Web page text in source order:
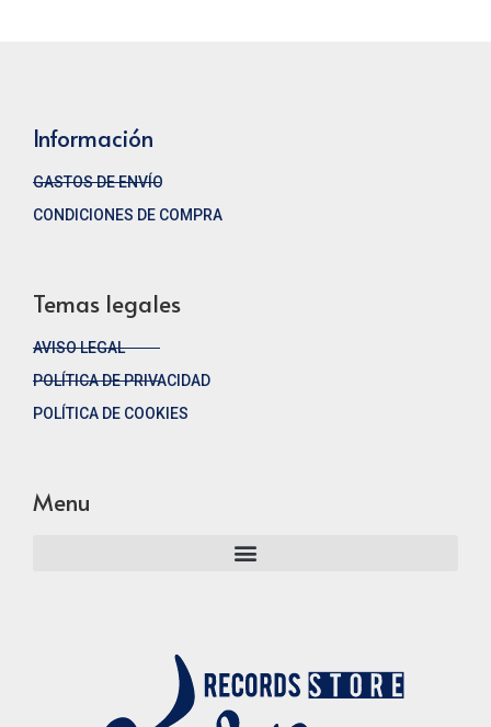
Información
GASTOS DE ENVÍO
CONDICIONES DE COMPRA
Temas legales
AVISO LEGAL
POLÍTICA DE PRIVACIDAD
POLÍTICA DE COOKIES
Menu